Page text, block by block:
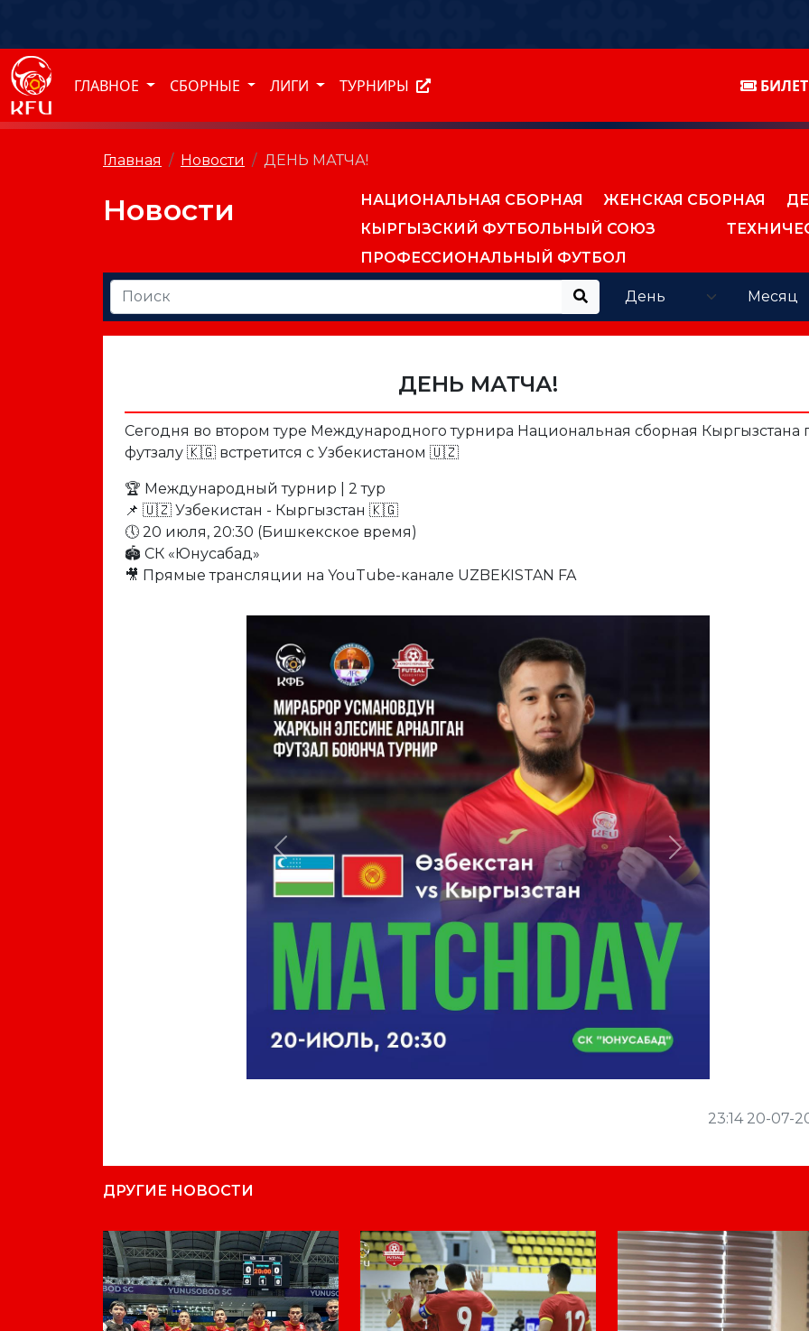
ГЛАВНОЕ СБОРНЫЕ ЛИГИ ТУРНИРЫ
Главная Новости ДЕНЬ МАТЧА!
Новости НАЦИОНАЛЬНАЯ СБОРНАЯ ЖЕНСКАЯ СБОРНАЯ
КЫРГЫЗСКИЙ ФУТБОЛЬНЫЙ СОЮЗ
ПРОФЕССИОНАЛЬНЫЙ ФУТБОЛ
ДЕНЬ МАТЧА!
Сегодня во втором туре Международного турнира Национальная сборная Кыргызстана
футзалу 🇰🇬 встретится с Узбекистаном 🇺🇿
🏆 Международный турнир | 2 тур
📌 🇺🇿 Узбекистан - Кыргызстан 🇰🇬
🕔 20 июля, 20:30 (Бишкекское время)
🏟️ СК «Юнусабад»
🎥 Прямые трансляции на YouTube-канале UZBEKISTAN FA
Previous Next
23:14 20-07-
ДРУГИЕ НОВОСТИ